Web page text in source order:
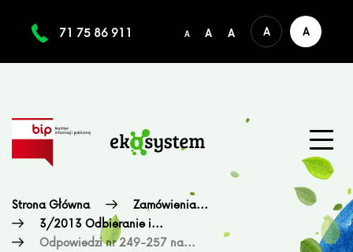
71 75 86 911 A A A A A
Strona Główna
Zamówienia...
3/2013 Odbieranie i...
Odpowiedzi nr 249-257 na...